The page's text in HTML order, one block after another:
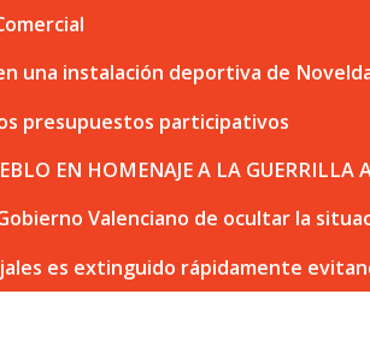
una instalación deportiva de
presupuestos participativos
EN HOMENAJE A LA GUERRILLA
Valenciano de ocultar la
es extinguido rápidamente